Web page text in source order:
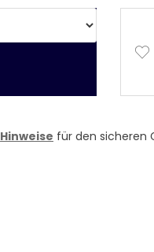
Hinweise für den sicheren